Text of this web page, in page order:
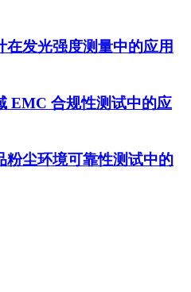
发光强度测量中的应用
EMC 合规性测试中的应
粉尘环境可靠性测试中的